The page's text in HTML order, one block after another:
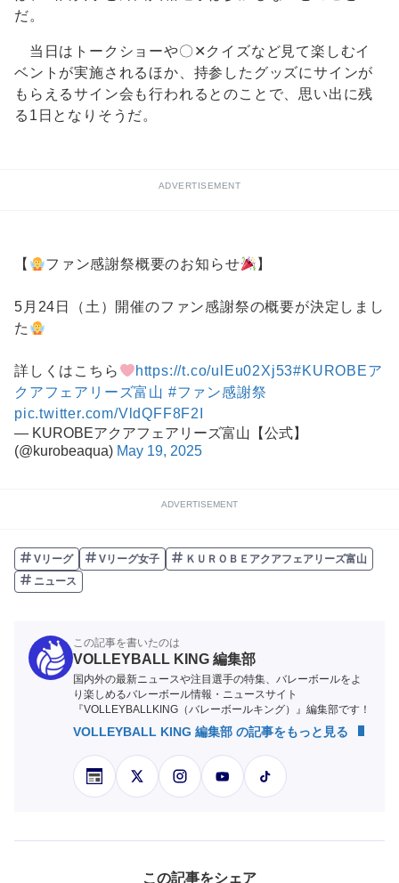
だ。
当日はトークショーや〇✕クイズなど見て楽しむイ
ベントが実施されるほか、持参したグッズにサインが
もらえるサイン会も行われるとのことで、思い出に残
る1日となりそうだ。
ADVERTISEMENT
【 ファン感謝祭概要のお知らせ 】
5月24日（土）開催のファン感謝祭の概要が決定しまし
た
詳しくはこちら https://t.co/ulEu02Xj53#KUROBEア
クアフェアリーズ富山 #ファン感謝祭
pic.twitter.com/VldQFF8F2I
— KUROBEアクアフェアリーズ富山【公式】
(@kurobeaqua) May 19, 2025
ADVERTISEMENT
Vリーグ Vリーグ女子
ＫＵＲＯＢＥアクアフェアリーズ富山
ニュース
この記事を書いたのは
VOLLEYBALL KING 編集部
国内外の最新ニュースや注目選手の特集、バレーボールをよ
り楽しめるバレーボール情報・ニュースサイト
『VOLLEYBALLKING（バレーボールキング）』編集部です！
VOLLEYBALL KING 編集部 の記事をもっと見る
この記事をシェア